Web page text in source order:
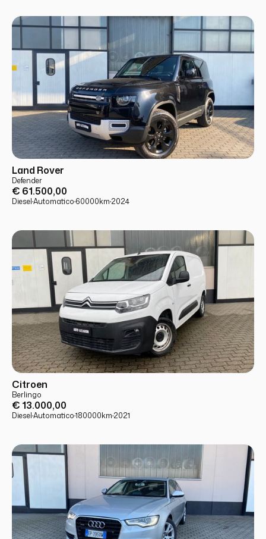
USATO
Land Rover
Defender
€ 61.500,00
Diesel·Automatico·60000km·2024
USATO
Citroen
Berlingo
€ 13.000,00
Diesel·Automatico·180000km·2021